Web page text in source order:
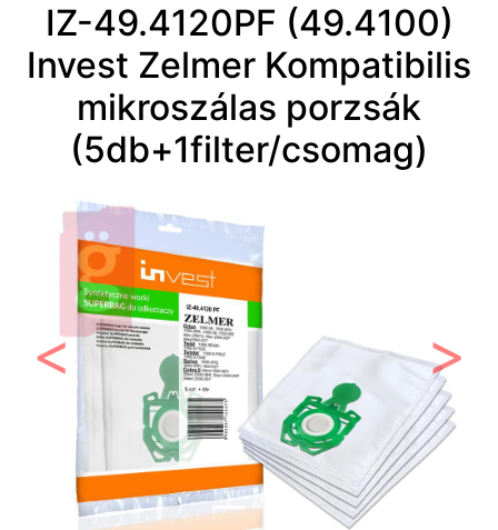
IZ-49.4120PF (49.4100)
Invest Zelmer Kompatibilis
mikroszálas porzsák
(5db+1filter/csomag)
Előző